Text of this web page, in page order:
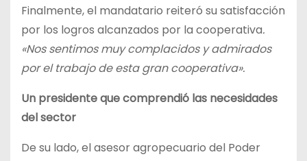
Finalmente, el mandatario reiteró su satisfacción
por los logros alcanzados por la cooperativa.
«Nos sentimos muy complacidos y admirados
por el trabajo de esta gran cooperativa».
Un presidente que comprendió las necesidades
del sector
De su lado, el asesor agropecuario del Poder